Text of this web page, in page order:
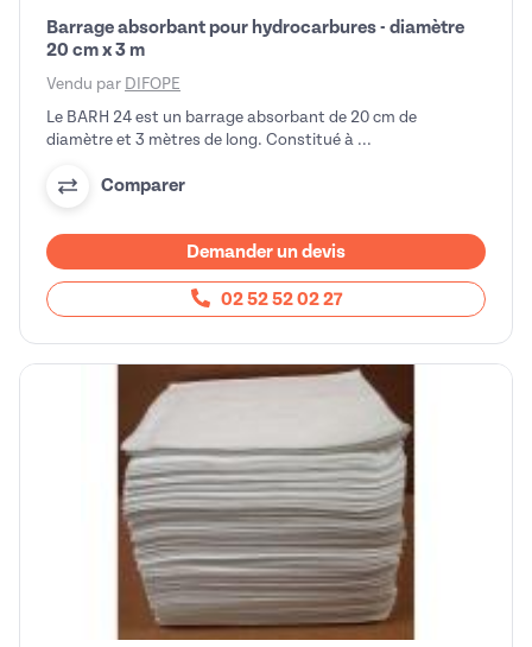
Barrage absorbant pour hydrocarbures - diamètre
20 cm x 3 m
Vendu par DIFOPE
Le BARH 24 est un barrage absorbant de 20 cm de
diamètre et 3 mètres de long. Constitué à ...
Comparer
Demander un devis
02 52 52 02 27